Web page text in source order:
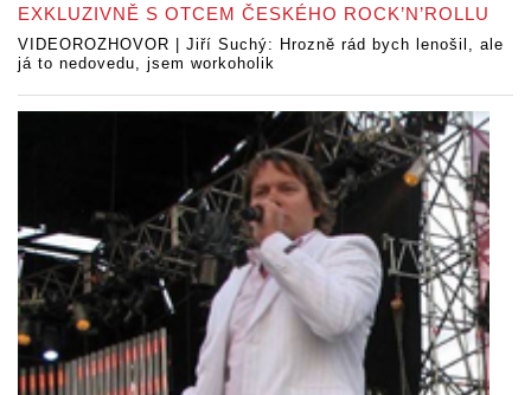
EXKLUZIVNĚ S OTCEM ČESKÉHO ROCK’N’ROLLU
VIDEOROZHOVOR | Jiří Suchý: Hrozně rád bych lenošil, ale
já to nedovedu, jsem workoholik